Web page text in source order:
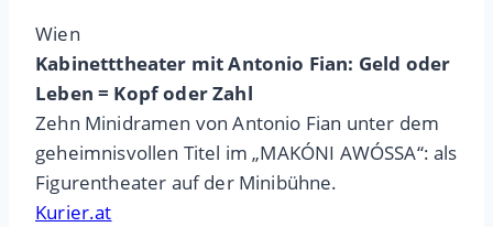
Wien
Kabinetttheater mit Antonio Fian: Geld oder
Leben = Kopf oder Zahl
Zehn Minidramen von Antonio Fian unter dem
geheimnisvollen Titel im „MAKÓNI AWÓSSA“: als
Figurentheater auf der Minibühne.
Kurier.at